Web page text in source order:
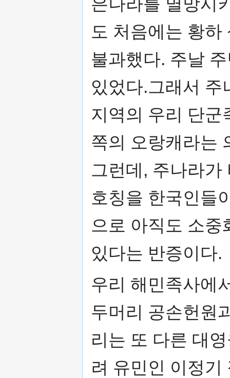
도 처음에는 황
불과했다. 주날
있었다.그래서 주
지역의 우리 단군
쪽의 오랑캐라는
그런데, 주나라가
호칭을 한국인들
으로 아직도 소중
있다는 반증이다.
우리 해민족사에
두머리 공손헌원
리는 또 다른 대
려 유민인 이정기